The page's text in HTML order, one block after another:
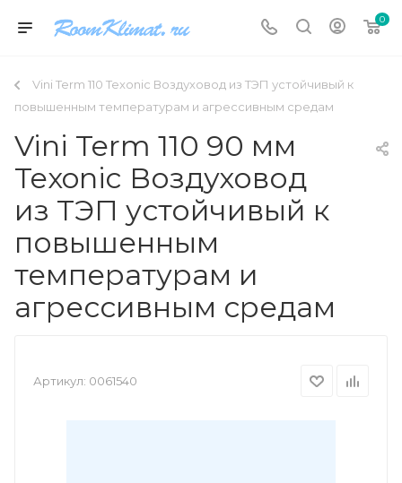
0
Vini Term 110 Texonic Воздуховод из ТЭП устойчивый к
повышенным температурам и агрессивным средам
Vini Term 110 90 мм
Texonic Воздуховод
из ТЭП устойчивый к
повышенным
температурам и
агрессивным средам
Артикул: 0061540